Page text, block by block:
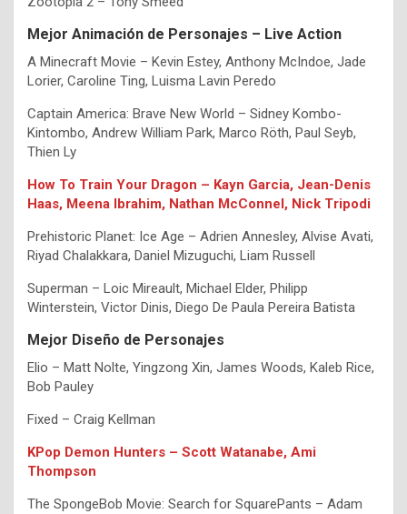
Mejor Animación de Personajes – Live Action
A Minecraft Movie – Kevin Estey, Anthony McIndoe, Jade
Lorier, Caroline Ting, Luisma Lavin Peredo
Captain America: Brave New World – Sidney Kombo-
Kintombo, Andrew William Park, Marco Röth, Paul Seyb,
Thien Ly
How To Train Your Dragon – Kayn Garcia, Jean-Denis
Haas, Meena Ibrahim, Nathan McConnel, Nick Tripodi
Prehistoric Planet: Ice Age – Adrien Annesley, Alvise Avati,
Riyad Chalakkara, Daniel Mizuguchi, Liam Russell
Superman – Loic Mireault, Michael Elder, Philipp
Winterstein, Victor Dinis, Diego De Paula Pereira Batista
Mejor Diseño de Personajes
Elio – Matt Nolte, Yingzong Xin, James Woods, Kaleb Rice,
Bob Pauley
Fixed – Craig Kellman
KPop Demon Hunters – Scott Watanabe, Ami
Thompson
The SpongeBob Movie: Search for SquarePants – Adam